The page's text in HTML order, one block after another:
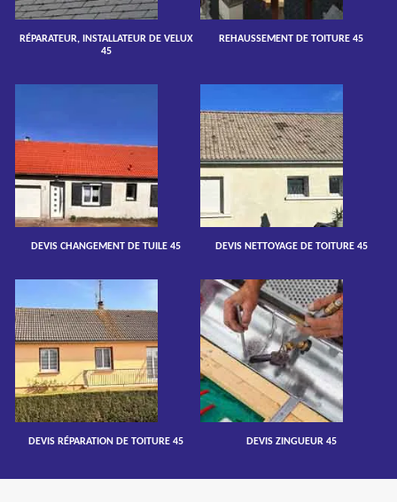
RÉPARATEUR, INSTALLATEUR DE VELUX
45
REHAUSSEMENT DE TOITURE 45
DEVIS CHANGEMENT DE TUILE 45 DEVIS NETTOYAGE DE TOITURE 45
DEVIS RÉPARATION DE TOITURE 45 DEVIS ZINGUEUR 45